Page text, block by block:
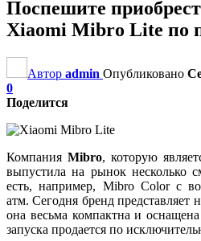
Поспешите
Xiaomi Mibro Lite по
Автор admin Опубликовано
0
Поделится
Компания Mibro, которую
выпустила на рынок несколько
есть, например, Mibro Color с
атм. Сегодня бренд
она весьма компактна и
запуска продается по